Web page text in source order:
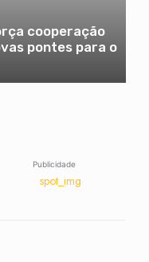
cooperação
pontes para o
Publicidade